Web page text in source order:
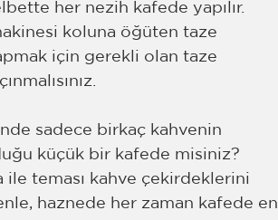
her nezih kafede yapılır.
koluna öğüten taze
için gerekli olan taze
sadece birkaç kahvenin
küçük bir kafede misiniz?
ile teması kahve çekirdeklerini
haznede her zaman kafede en